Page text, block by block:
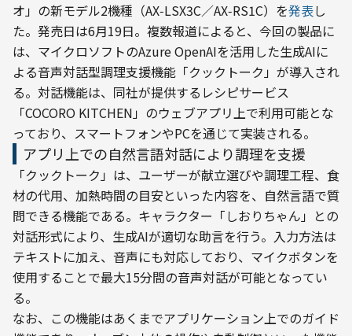
オ」の新モデル2機種（AX‑LSX3C／AX‑RS1C）を発表し
た。発売日は6月19日。複数報道によると、今回の製品に
は、マイクロソフトのAzure OpenAIを活用した生成AIに
よる音声対話型調理支援機能「クックトーク」が導入され
る。対話機能は、同社が提供するレシピサービス
「COCORO KITCHEN」のウェブアプリ上で利用可能とな
っており、スマートフォンやPCを通じて実装される。
アプリ上での自然言語対話により調理を支援
「クックトーク」は、ユーザーが献立選びや調理工程、食
材の代用、加熱時間の目安といった内容を、自然言語で質
問できる機能である。キャラクター「しおりちゃん」との
対話形式により、生成AIが適切な助言を行う。入力方法は
テキストに加え、音声にも対応しており、マイクボタンを
使用することで最大15分間の音声対話が可能となってい
る。
なお、この機能はあくまでアプリケーション上でのガイド